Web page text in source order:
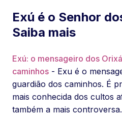
Exú é o Senhor
Saiba mais
Exú: o mensageiro dos
caminhos - Exu é o
guardião dos caminhos. É
mais conhecida dos cultos
também a mais controversa.